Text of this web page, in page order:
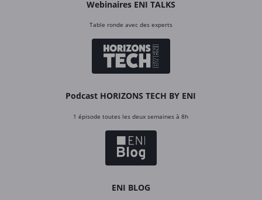
Webinaires ENI TALKS
Table ronde avec des experts
Podcast HORIZONS TECH BY ENI
1 épisode toutes les deux semaines à 8h
ENI BLOG